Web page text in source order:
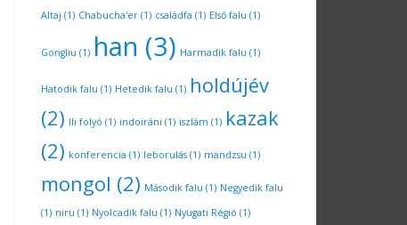
Altaj (1) Chabucha'er (1) családfa (1) Első falu (1)
Gongliu (1) han (3) Harmadik falu (1)
Hatodik falu (1) Hetedik falu (1) holdújév
(2) Ili folyó (1) indoiráni (1) iszlám (1) kazak
(2) konferencia (1) leborulás (1) mandzsu (1)
mongol (2) Második falu (1) Negyedik falu
(1) niru (1) Nyolcadik falu (1) Nyugati Régió (1)